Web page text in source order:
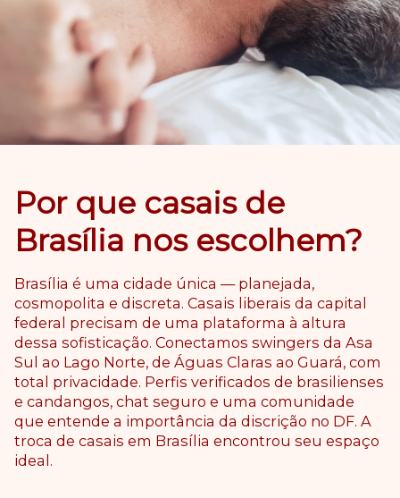
Por que casais de
Brasília nos escolhem?
Brasília é uma cidade única — planejada,
cosmopolita e discreta. Casais liberais da capital
federal precisam de uma plataforma à altura
dessa sofisticação. Conectamos swingers da Asa
Sul ao Lago Norte, de Águas Claras ao Guará, com
total privacidade. Perfis verificados de brasilienses
e candangos, chat seguro e uma comunidade
que entende a importância da discrição no DF. A
troca de casais em Brasília encontrou seu espaço
ideal.